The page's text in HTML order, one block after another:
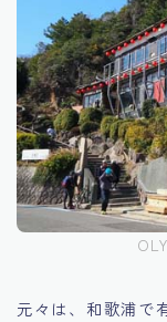
元々は、和歌浦で